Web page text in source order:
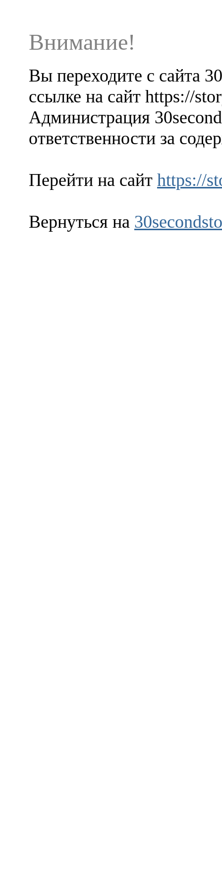
Внимание!
Вы переходите с сайта
ссылке на сайт https://
Администрация
ответственности за
Перейти на сайт https://
Вернуться на